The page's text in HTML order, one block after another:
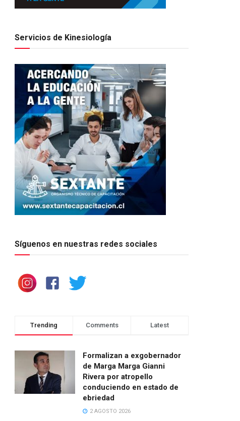
Servicios de Kinesiología
Síguenos en nuestras redes sociales
Trending Comments Latest
Formalizan a exgobernador
de Marga Marga Gianni
Rivera por atropello
conduciendo en estado de
ebriedad
2 AGOSTO 2026